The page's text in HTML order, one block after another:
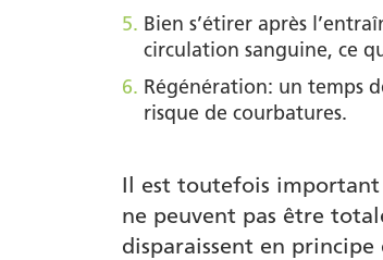
Bien s’étirer après
circulation sanguine, ce
Régénération: un temps
risque de courbatures.
Il est toutefois
ne peuvent pas être
disparaissent en principe